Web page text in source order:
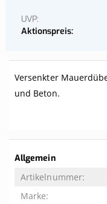
UVP
Aktionspreis
Versenkter
und Beton.
Weitere
Informationen
Allgemein